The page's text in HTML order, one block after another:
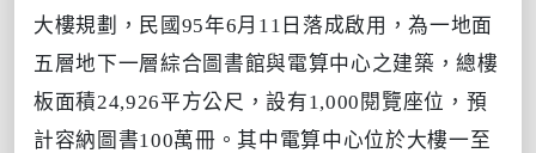
大樓規劃，民國95年6月11日落成啟用，為一地面
五層地下一層綜合圖書館與電算中心之建築，總樓
板面積24,926平方公尺，設有1,000 閱覽座位，預
計容納圖書100萬冊。其中電算中心位於大樓一至